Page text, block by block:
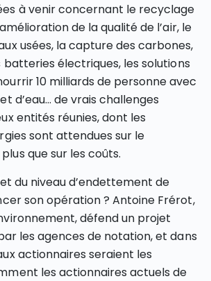
à venir concernant le recyclage
de la qualité de l’air, le
usées, la capture des carbones,
électriques, les solutions
10 milliards de personne avec
d’eau… de vrais challenges
entités réunies, dont les
sont attendues sur le
que sur les coûts.
du niveau d’endettement de
son opération ? Antoine Frérot,
défend un projet
les agences de notation, et dans
actionnaires seraient les
les actionnaires actuels de